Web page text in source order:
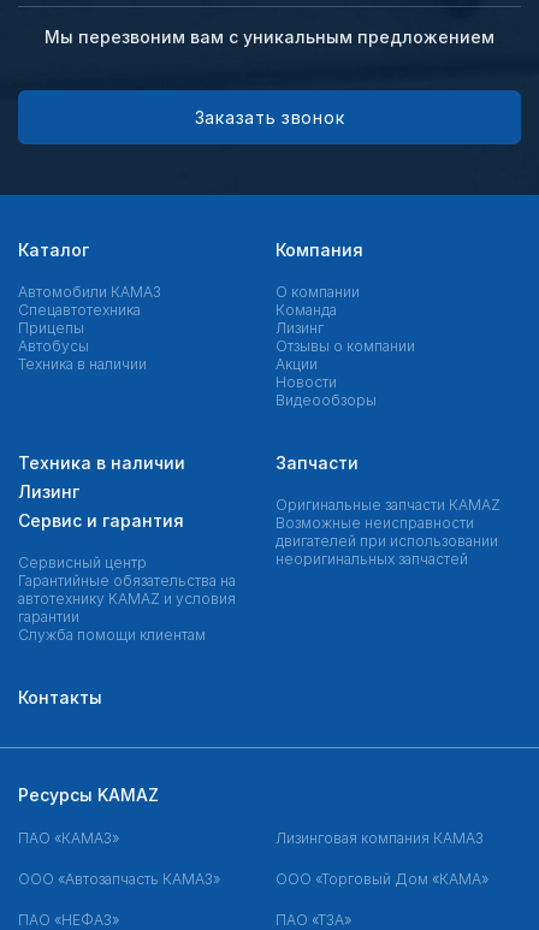
Мы перезвоним вам с уникальным предложением
Заказать звонок
Каталог
Автомобили КАМАЗ
Спецавтотехника
Прицепы
Автобусы
Техника в наличии
Компания
О компании
Команда
Лизинг
Отзывы о компании
Акции
Новости
Видеообзоры
Техника в наличии
Лизинг
Сервис и гарантия
Сервисный центр
Гарантийные обязательства на
автотехнику KAMAZ и условия
гарантии
Служба помощи клиентам
Запчасти
Оригинальные запчасти КAMAZ
Возможные неисправности
двигателей при использовании
неоригинальных запчастей
Контакты
Ресурсы KAMAZ
ПАО «КАМАЗ» Лизинговая компания КАМАЗ
ООО «Автозапчасть КАМАЗ» ООО «Торговый Дом «КАМА»
ПАО «НЕФАЗ» ПАО «ТЗА»